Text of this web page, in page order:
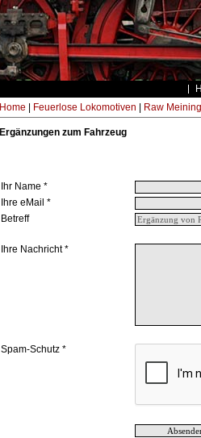
Home Feuerlose Lokomotiven Raw
Ergänzungen zum Fahrzeug
Ihr Name *
Ihre eMail *
Betreff
Ihre Nachricht *
Spam-Schutz *